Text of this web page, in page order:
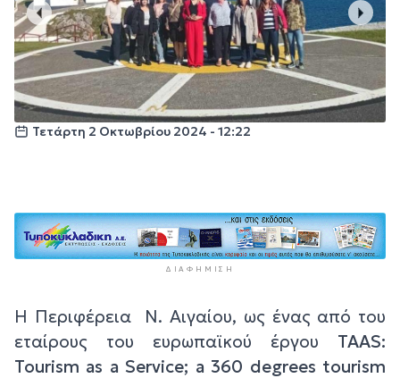
Τετάρτη 2 Οκτωβρίου 2024 - 12:22
ΔΙΑΦΉΜΙΣΗ
Η Περιφέρεια Ν. Αιγαίου, ως ένας από του
εταίρους του ευρωπαϊκού έργου TAAS:
Tourism as a Service; a 360 degrees tourism